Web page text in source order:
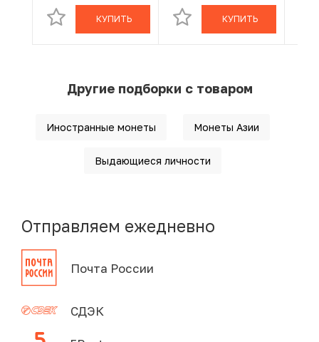
КУПИТЬ КУПИТЬ
Другие подборки с товаром
Иностранные монеты Монеты Азии
Выдающиеся личности
Отправляем ежедневно
Почта России
СДЭК